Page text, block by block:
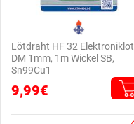
Lötdraht HF 32 Elektroniklot
DM 1mm, 1m Wickel SB,
Sn99Cu1
9,99€